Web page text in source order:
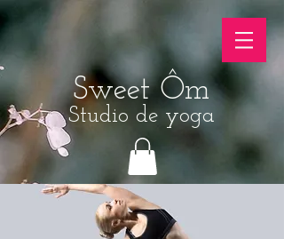
Sweet Ôm
Studio de yoga